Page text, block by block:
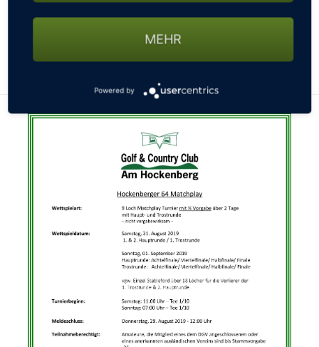
Weiteres zur
MEHR
Powered by